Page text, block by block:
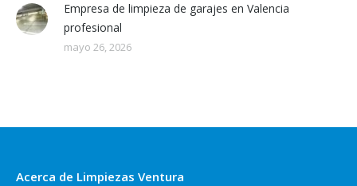
Empresa de limpieza de garajes en Valencia
profesional
mayo 26, 2026
Acerca de Limpiezas Ventura